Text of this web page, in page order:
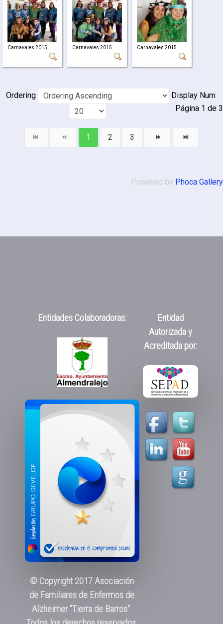
Carnavales 2015 Carnavales 2015 Carnavales 2015
Ordering
Display Num
Página 1 de 3
1 2 3
Powered by Phoca Gallery
Entidades Colaboradoras:
© Copyright 2017 Asociación
de Familiares de Enfermos de
Alzheimer "Tierra de Barros".
Entidad
Autorizada y
Acreditada por: